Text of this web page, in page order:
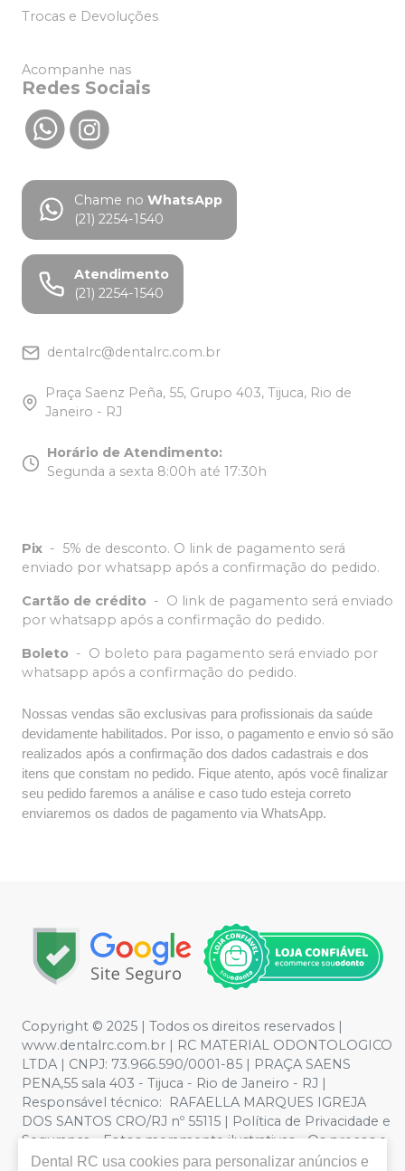
Trocas e Devoluções
Acompanhe nas
Redes Sociais
Chame no WhatsApp
(21) 2254-1540
Atendimento
(21) 2254-1540
dentalrc@dentalrc.com.br
Praça Saenz Peña, 55, Grupo 403, Tijuca, Rio de
Janeiro - RJ
Horário de Atendimento:
Segunda a sexta 8:00h até 17:30h
Pix - 5% de desconto. O link de pagamento será
enviado por whatsapp após a confirmação do pedido.
Cartão de crédito - O link de pagamento será enviado
por whatsapp após a confirmação do pedido.
Boleto - O boleto para pagamento será enviado por
whatsapp após a confirmação do pedido.
Nossas vendas são exclusivas para profissionais da saúde
devidamente habilitados. Por isso, o pagamento e envio só são
realizados após a confirmação dos dados cadastrais e dos
itens que constam no pedido. Fique atento, após você finalizar
seu pedido faremos a análise e caso tudo esteja correto
enviaremos os dados de pagamento via WhatsApp.
Copyright © 2025 | Todos os direitos reservados |
www.dentalrc.com.br | RC MATERIAL ODONTOLOGICO
LTDA | CNPJ: 73.966.590/0001-85 | PRAÇA SAENS
PENA,55 sala 403 - Tijuca - Rio de Janeiro - RJ |
Responsável técnico: RAFAELLA MARQUES IGREJA
DOS SANTOS CRO/RJ nº 55115 | Política de Privacidade e
Segurança - Fotos meramente ilustrativas - Os preços e
condições da loja virtual estão sujeitos a alterações. Em
Dental RC usa cookies para personalizar anúncios e